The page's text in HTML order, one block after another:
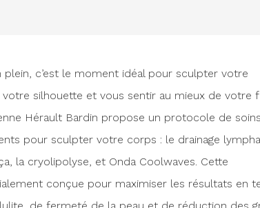
plein, c’est le moment idéal pour sculpter votre
silhouette et vous sentir au mieux de votre
Hérault Bardin propose un protocole de
pour sculpter votre corps : le drainage
la cryolipolyse, et Onda Coolwaves. Cette
conçue pour maximiser les résultats en